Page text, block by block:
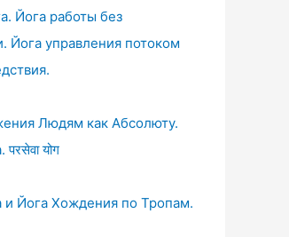
Йога работы без
Йога управления потоком
Людям как Абсолюту.
योग
и Йога Хождения по Тропам.